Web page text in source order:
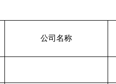
公司名称